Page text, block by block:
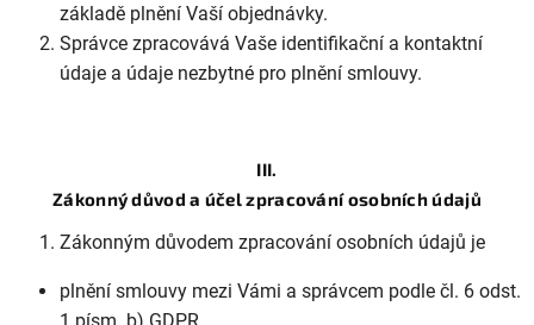
základě plnění Vaší objednávky.
Správce zpracovává Vaše identifikační a kontaktní
údaje a údaje nezbytné pro plnění smlouvy.
III.
Zákonný důvod a účel zpracování osobních údajů
Zákonným důvodem zpracování osobních údajů je
plnění smlouvy mezi Vámi a správcem podle čl. 6 odst.
1 písm. b) GDPR,